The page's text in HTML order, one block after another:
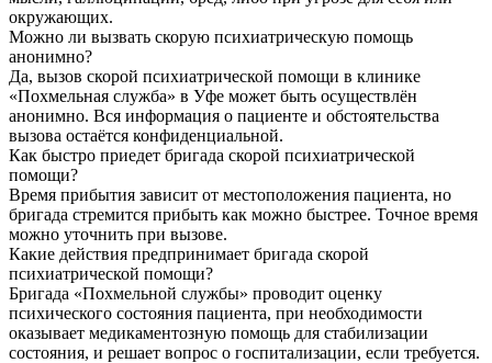
окружающих.
Можно ли вызвать скорую психиатрическую помощь
анонимно?
Да, вызов скорой психиатрической помощи в клинике
«Похмельная служба» в Уфе может быть осуществлён
анонимно. Вся информация о пациенте и обстоятельства
вызова остаётся конфиденциальной.
Как быстро приедет бригада скорой психиатрической
помощи?
Время прибытия зависит от местоположения пациента, но
бригада стремится прибыть как можно быстрее. Точное время
можно уточнить при вызове.
Какие действия предпринимает бригада скорой
психиатрической помощи?
Бригада «Похмельной службы» проводит оценку
психического состояния пациента, при необходимости
оказывает медикаментозную помощь для стабилизации
состояния, и решает вопрос о госпитализации, если требуется.